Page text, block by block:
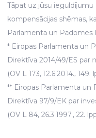
Tāpat uz jūsu
kompensācijas shēmas,
Parlamenta un Padomes
* Eiropas Parlamenta un
Direktīva 2014/49/ES par
(OV L 173, 12.6.2014., 149.
** Eiropas Parlamenta un
Direktīva 97/9/EK par
(OV L 84, 26.3.1997., 22.